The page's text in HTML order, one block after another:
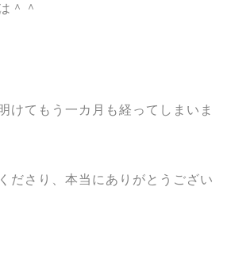
＾＾
けてもう一カ月も経ってしまいま
ださり、本当にありがとうござい